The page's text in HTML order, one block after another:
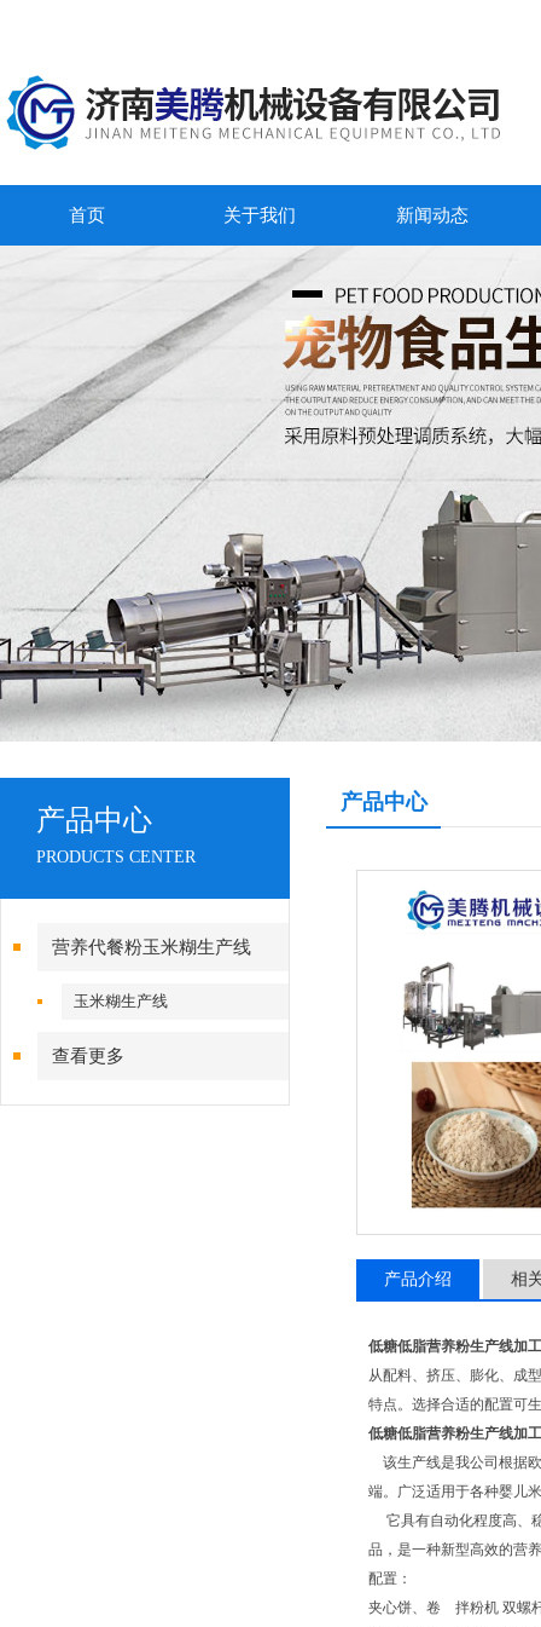
首页 关于我们 新闻动态
产品中心
PRODUCTS CENTER
营养代餐粉玉米糊生产线
玉米糊生产线
查看更多
产品中心
产品介绍 相
低糖低脂营养粉生产线加
从配料、挤压、膨化、成
特点。选择合适的配置可
低糖低脂营养粉生产线加
该生产线是我公司根据
端。广泛适用于各种婴
它具有自动化程度高、
品，是一种新型
配置：
夹心饼、卷 拌粉机 双螺